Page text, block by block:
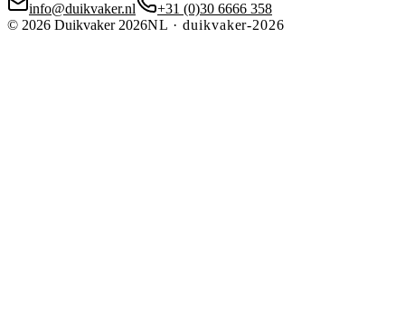
info@duikvaker.nl
+31 (0)30 6666 358
© 2026 Duikvaker 2026NL · duikvaker-2026